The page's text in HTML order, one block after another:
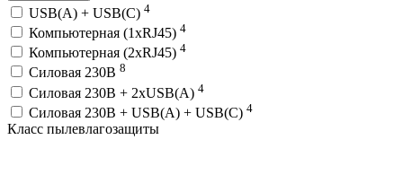
USB(A) + USB(C) 4
Компьютерная (1хRJ45) 4
Компьютерная (2хRJ45) 4
Силовая 230В 8
Силовая 230В + 2хUSB(A) 4
Силовая 230В + USB(A) + USВ(С) 4
Класс пылевлагозащиты